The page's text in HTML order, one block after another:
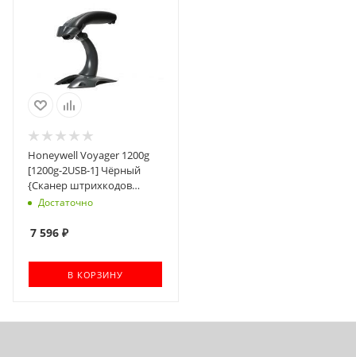
Honeywell Voyager 1200g
[1200g-2USB-1] Чёрный
{Сканер штрихкодов
Ручной, проводной kit
Достаточно
7 596 ₽
В КОРЗИНУ